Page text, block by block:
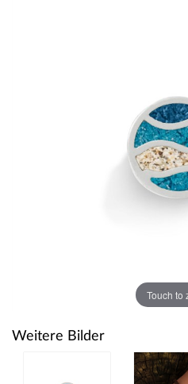
Touch to
Weitere Bilder